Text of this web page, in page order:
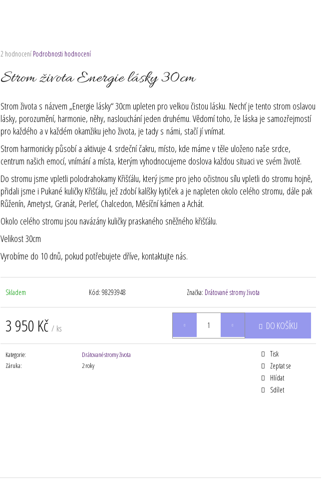
Průměrné
produktu
je
5
hvězdiček.
2 hodnocení Podrobnosti hodnocení
Strom života Energie lásky 30cm
Strom života s názvem „Energie lásky“ 30cm upleten pro velkou čistou lásku. Nechť je tento strom oslavou
lásky, porozumění, harmonie, něhy, naslouchání jeden druhému. Vědomí toho, že láska je samozřejmostí
pro každého a v každém okamžiku jeho života, je tady s námi, stačí jí vnímat.
Strom harmonicky působí a aktivuje 4. srdeční čakru, místo, kde máme v těle uloženo naše srdce,
centrum našich emocí, vnímání a místa, kterým vyhodnocujeme doslova každou situaci ve svém životě.
Do stromu jsme vpletli polodrahokamy Křišťálu, který jsme pro jeho očistnou sílu vpletli do stromu hojně,
přidali jsme i Pukané kuličky Křišťálu, jež zdobí kalíšky kytiček a je napleten okolo celého stromu, dále pak
Růženín, Ametyst, Granát, Perleť, Chalcedon, Měsíční kámen a Achát.
Okolo celého stromu jsou navázány kuličky praskaného sněžného křišťálu.
Velikost 30cm
Vyrobíme do 10 dnů, pokud potřebujete dříve, kontaktujte nás.
Skladem Kód: 98293948 Značka: Drátované stromy života
3 950 Kč / ks
cena:
DO KOŠÍKU
Kategorie:
Drátované stromy života
Záruka: 2 roky
Tisk
Zeptat se
Hlídat
Sdílet